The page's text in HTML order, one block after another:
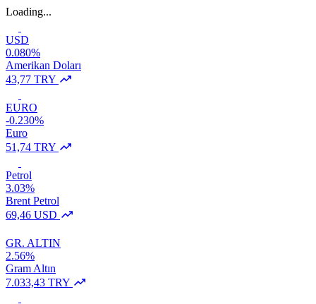
Loading...
USD
0.080%
Amerikan Doları
43,77 TRY
EURO
-0.230%
Euro
51,74 TRY
Petrol
3.03%
Brent Petrol
69,46 USD
GR. ALTIN
2.56%
Gram Altın
7.033,43 TRY